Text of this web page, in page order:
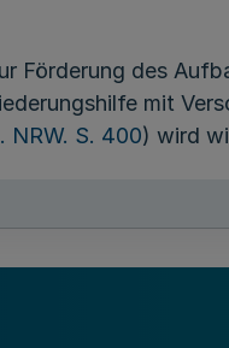
Förderung des
mit
NRW. S. 400) wird